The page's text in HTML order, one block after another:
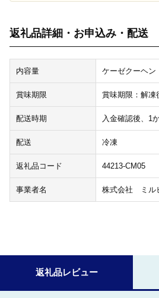
返礼品詳細・お申込み・配送
内容量 ケーゼクーヘン
賞味期限 賞味期限：解凍
配送時期 入金確認後、1
配送 冷凍
返礼品コード 44213-CM05
事業者名 株式会社 ミル
返礼品レビュー